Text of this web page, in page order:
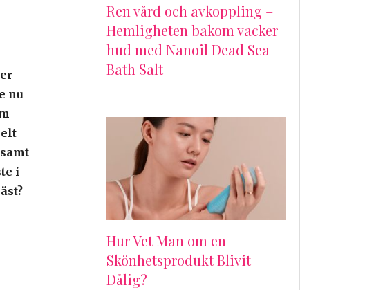
nu
i
Ren vård och avkoppling –
Hemligheten bakom vacker
hud med Nanoil Dead Sea
Bath Salt
Hur Vet Man om en
Skönhetsprodukt Blivit
Dålig?